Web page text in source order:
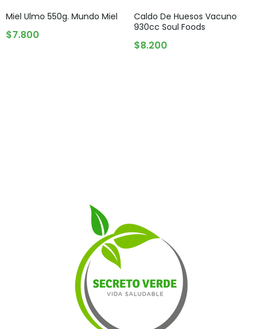
Miel Ulmo 550g. Mundo Miel
$7.800
Caldo De Huesos Vacuno
930cc Soul Foods
$8.200